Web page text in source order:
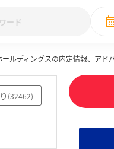
んなの新卒就職人気企業ラン
28卒 IT・DX現場社員インタ
ルディングスの内定情報、アド
(32462)